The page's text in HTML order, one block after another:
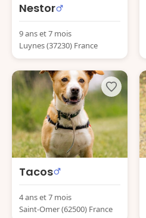
Nestor
9 ans et 7 mois
Luynes (37230) France
Tacos
4 ans et 7 mois
Saint-Omer (62500) France